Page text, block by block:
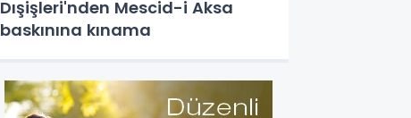
Dışişleri'nden Mescid-i Aksa
baskınına kınama